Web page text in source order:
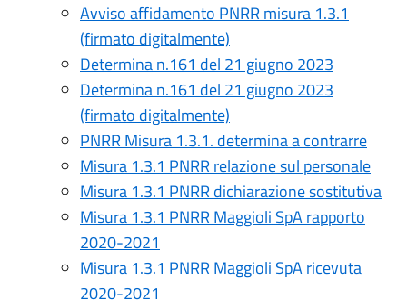
Avviso affidamento PNRR misura 1.3.1
(firmato digitalmente)
Determina n.161 del 21 giugno 2023
Determina n.161 del 21 giugno 2023
(firmato digitalmente)
PNRR Misura 1.3.1. determina a contrarre
Misura 1.3.1 PNRR relazione sul personale
Misura 1.3.1 PNRR dichiarazione sostitutiva
Misura 1.3.1 PNRR Maggioli SpA rapporto
2020-2021
Misura 1.3.1 PNRR Maggioli SpA ricevuta
2020-2021